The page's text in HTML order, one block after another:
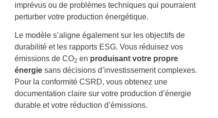
imprévus ou de problèmes techniques qui pourraient
perturber votre production énergétique.
Le modèle s’aligne également sur les objectifs de
durabilité et les rapports ESG. Vous réduisez vos
émissions de CO2 en produisant votre propre
énergie sans décisions d’investissement complexes.
Pour la conformité CSRD, vous obtenez une
documentation claire sur votre production d’énergie
durable et votre réduction d’émissions.